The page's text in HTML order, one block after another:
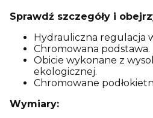
Sprawdź szczegóły i
Hydrauliczna regulacja
Chromowana podstawa.
Obicie wykonane z
ekologicznej.
Chromowane
Wymiary: